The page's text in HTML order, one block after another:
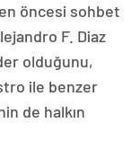
öncesi sohbet
F. Diaz
olduğunu,
ile benzer
de halkın